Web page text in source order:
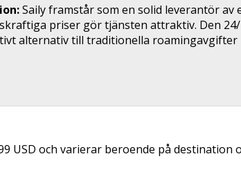
Saily framstår som en solid leverantör
priser gör tjänsten attraktiv. Den
alternativ till traditionella
USD och varierar beroende på